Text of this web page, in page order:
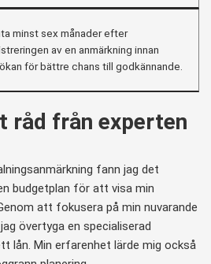
minst sex månader efter
av en anmärkning innan
för bättre chans till godkännande.
råd från experten
fann jag det
budgetplan för att visa min
att fokusera på min nuvarande
övertyga en specialiserad
lån. Min erfarenhet lärde mig också